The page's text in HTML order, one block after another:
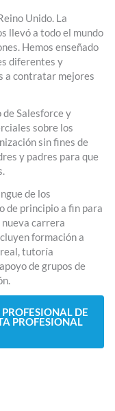
Unido. La
llevó a todo el mundo
Hemos enseñado
diferentes y
a contratar mejores
de Salesforce y
sobre los
sin fines de
y padres para que
de los
de principio a fin para
carrera
formación a
tutoría
de grupos de
DE
PROFESIONAL